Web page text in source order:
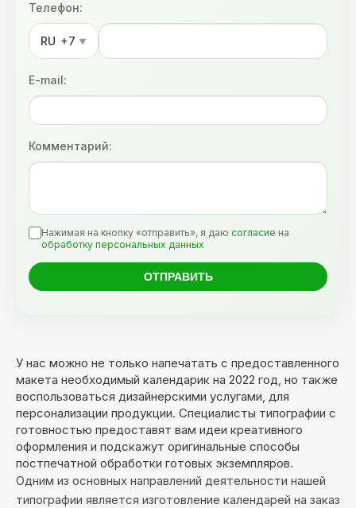
Телефон:
RU +7 ▼
E-mail:
Комментарий:
Нажимая на кнопку «отправить», я даю согласие на
обработку персональных данных
У нас можно не только напечатать с предоставленного
макета необходимый календарик на 2022 год, но также
воспользоваться дизайнерскими услугами, для
персонализации продукции. Специалисты типографии с
готовностью предоставят вам идеи креативного
оформления и подскажут оригинальные способы
постпечатной обработки готовых экземпляров.
Одним из основных направлений деятельности нашей
типографии является изготовление календарей на заказ